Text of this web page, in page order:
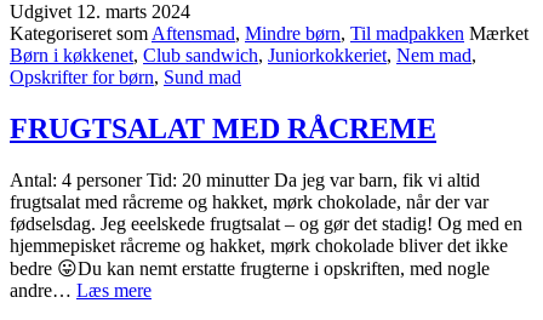
CLUB
SANDWICH
Udgivet 12. marts 2024
Kategoriseret som Aftensmad, Mindre børn, Til madpakken Mærket
Børn i køkkenet, Club sandwich, Juniorkokkeriet, Nem mad,
Opskrifter for børn, Sund mad
FRUGTSALAT MED RÅCREME
Antal: 4 personer Tid: 20 minutter Da jeg var barn, fik vi altid
frugtsalat med råcreme og hakket, mørk chokolade, når der var
fødselsdag. Jeg eeelskede frugtsalat – og gør det stadig! Og med en
hjemmepisket råcreme og hakket, mørk chokolade bliver det ikke
bedre 😛Du kan nemt erstatte frugterne i opskriften, med nogle
andre… Læs mereFRUGTSALAT